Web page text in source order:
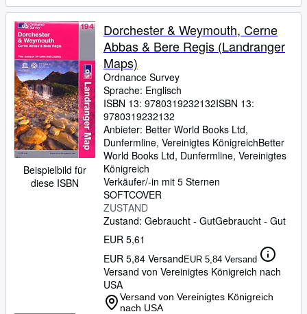
Beispielbild für
diese ISBN
Dorchester & Weymouth, Cerne
Abbas & Bere Regis (Landranger
Maps)
Ordnance Survey
Sprache: Englisch
ISBN 13: 9780319232132ISBN 13:
9780319232132
Anbieter: Better World Books Ltd,
Dunfermline, Vereinigtes KönigreichBetter
World Books Ltd, Dunfermline, Vereinigtes
Königreich
Verkäufer/-in mit 5 Sternen
SOFTCOVER
ZUSTAND
Zustand: Gebraucht - GutGebraucht - Gut
EUR 5,61
EUR 5,84 VersandEUR 5,84 Versand
Versand von Vereinigtes Königreich nach
USA
Versand von Vereinigtes Königreich
nach USA